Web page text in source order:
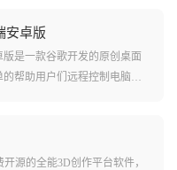
时沟通，能够解决工作过程
安卓版
是一款谷歌开发的原创桌面
帮助用户们远程控制电脑并
。软件串流的清晰度也非常
操作的用户来说这个清晰度
源的全能3D创作平台软件，